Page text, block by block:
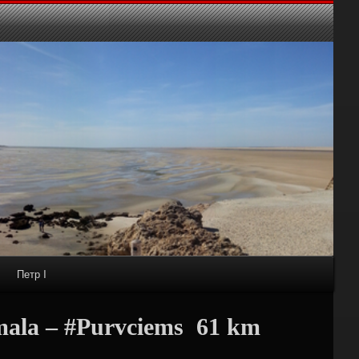
Петр I
– #Purvciems ‍ 61 km